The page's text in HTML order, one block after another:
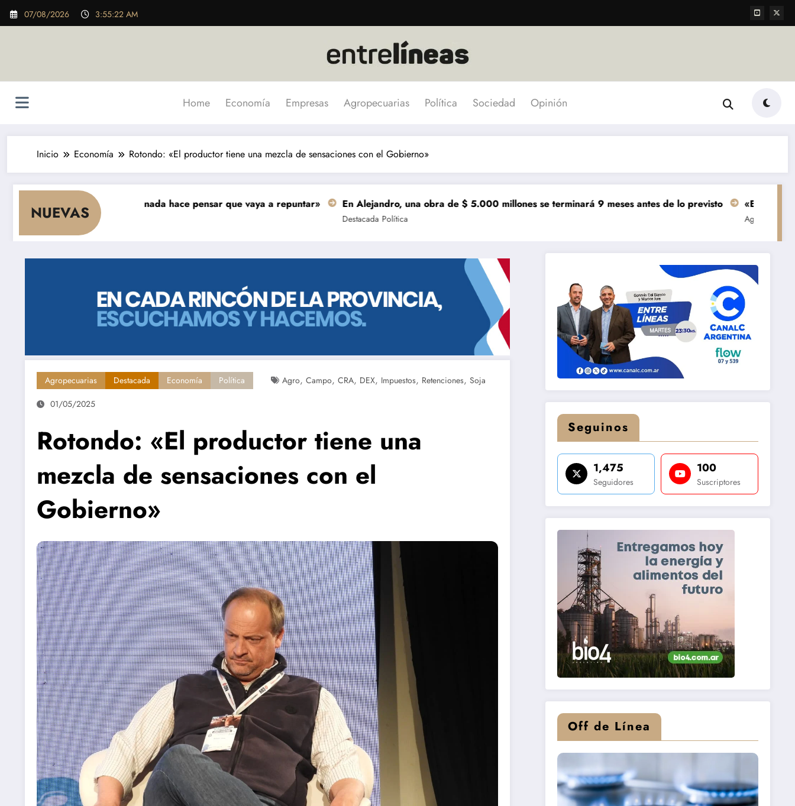
Saltar
07/08/2026 3:55:23 AM
Home Economía Empresas Agropecuarias Política Sociedad Opinión
Inicio Economía Rotondo: «El productor tiene una mezcla de sensaciones con el Gobierno»
NUEVAS
cae el consumo y nada hace pensar que vaya a repuntar» En Alejandro, una obra de $ 5.000 millones se terminará 9 meses antes de lo previsto
Política
«El mundo AgTech es
Destacada
Agropecuarias Destacada Economía Política Agro, Campo, CRA, DEX, Impuestos, Retenciones, Soja
01/05/2025
Rotondo: «El productor tiene una
mezcla de sensaciones con el
Gobierno»
Seguinos
1,475
Seguidores
100
Suscriptores
Off de Línea